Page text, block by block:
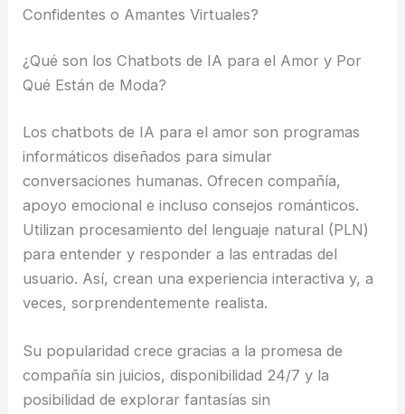
Confidentes o Amantes Virtuales?
¿Qué son los Chatbots de IA para el Amor y Por
Qué Están de Moda?
Los chatbots de IA para el amor son programas
informáticos diseñados para simular
conversaciones humanas. Ofrecen compañía,
apoyo emocional e incluso consejos románticos.
Utilizan procesamiento del lenguaje natural (PLN)
para entender y responder a las entradas del
usuario. Así, crean una experiencia interactiva y, a
veces, sorprendentemente realista.
Su popularidad crece gracias a la promesa de
compañía sin juicios, disponibilidad 24/7 y la
posibilidad de explorar fantasías sin